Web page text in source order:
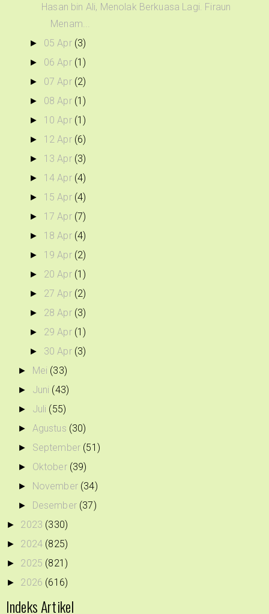
Hasan bin Ali, Menolak Berkuasa Lagi. Firaun
Menam...
► 05 Apr (3)
► 06 Apr (1)
► 07 Apr (2)
► 08 Apr (1)
► 10 Apr (1)
► 12 Apr (6)
► 13 Apr (3)
► 14 Apr (4)
► 15 Apr (4)
► 17 Apr (7)
► 18 Apr (4)
► 19 Apr (2)
► 20 Apr (1)
► 27 Apr (2)
► 28 Apr (3)
► 29 Apr (1)
► 30 Apr (3)
► Mei (33)
► Juni (43)
► Juli (55)
► Agustus (30)
► September (51)
► Oktober (39)
► November (34)
► Desember (37)
► 2023 (330)
► 2024 (825)
► 2025 (821)
► 2026 (616)
Indeks Artikel